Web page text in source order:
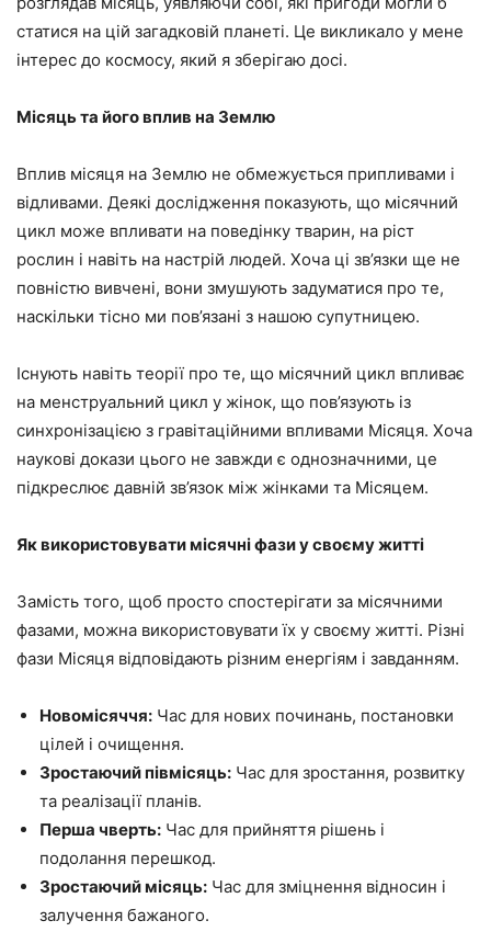
статися на цій загадковій планеті. Це викликало у мене
інтерес до космосу, який я зберігаю досі.
Місяць та його вплив на Землю
Вплив місяця на Землю не обмежується припливами і
відливами. Деякі дослідження показують, що місячний
цикл може впливати на поведінку тварин, на ріст
рослин і навіть на настрій людей. Хоча ці зв’язки ще не
повністю вивчені, вони змушують задуматися про те,
наскільки тісно ми пов’язані з нашою супутницею.
Існують навіть теорії про те, що місячний цикл впливає
на менструальний цикл у жінок, що пов’язують із
синхронізацією з гравітаційними впливами Місяця. Хоча
наукові докази цього не завжди є однозначними, це
підкреслює давній зв’язок між жінками та Місяцем.
Як використовувати місячні фази у своєму житті
Замість того, щоб просто спостерігати за місячними
фазами, можна використовувати їх у своєму житті. Різні
фази Місяця відповідають різним енергіям і завданням.
Новомісяччя: Час для нових починань, постановки
цілей і очищення.
Зростаючий півмісяць: Час для зростання, розвитку
та реалізації планів.
Перша чверть: Час для прийняття рішень і
подолання перешкод.
Зростаючий місяць: Час для зміцнення відносин і
залучення бажаного.